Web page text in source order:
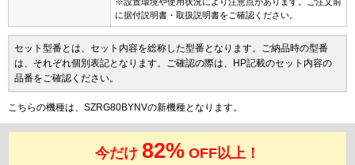
に据付説明書・取扱説明書をご確認ください。
セット型番とは、セット内容を総称した型番となります。ご納品時の型番
は、それぞれ個別表記となります。ご確認の際は、HP記載のセット内容の
品番をご確認ください。
こちらの機種は、SZRG80BYNVの新機種となります。
今だけ 82% OFF以上！